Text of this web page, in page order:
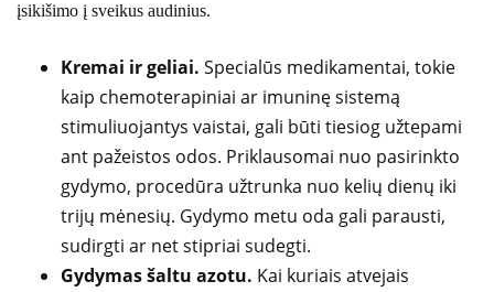
įsikišimo į sveikus audinius.
Kremai ir geliai. Specialūs medikamentai, tokie
kaip chemoterapiniai ar imuninę sistemą
stimuliuojantys vaistai, gali būti tiesiog užtepami
ant pažeistos odos. Priklausomai nuo pasirinkto
gydymo, procedūra užtrunka nuo kelių dienų iki
trijų mėnesių. Gydymo metu oda gali parausti,
sudirgti ar net stipriai sudegti.
Gydymas šaltu azotu. Kai kuriais atvejais